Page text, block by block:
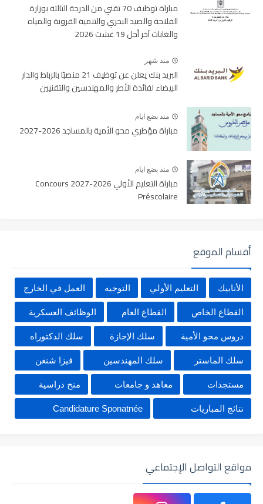
مباراة توظيف 70 تقني من الدرجة الثالثة بوزارة
الفلاحة والصيد البحري والتنمية القروية والمياه
والغابات آخر أجل 19 غشت 2026
منذ شهر
البريد بنك يعلن عن توظيف 21 منصبًا بالرباط والدار
البيضاء لفائدة الأطر والمهندسين والتقنيين
منذ بضع ايام
مباراة مؤطري محو الأمية بالمساجد 2026-2027
منذ بضع ايام
مباراة التعليم الأولي 2026-2027 Concours
Préscolaire
أقسام الموقع
الأنابيك التعليم الأولي التوجيه العمل في الخارج
القطاع الخاص القطاع العام الوظائف العسكرية
دروس محو الأمية سلك الإجازة سلك الدكتوراه
سلك الماستر سلك المهندسين فيزا شنغن
مستجدات معاهد و جامعات منح دراسية
نتائج المباريات Candidature Sponatnée
مواقع التواصل الإجتماعي